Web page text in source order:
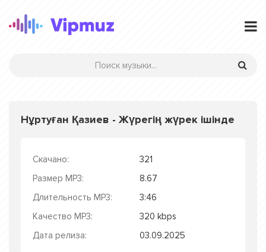
Нұртуған Қазиев - Жүрегің жүрек ішінде
Скачано:
321
Размер MP3:
8.67
Длительность MP3:
3:46
Качество MP3:
320 kbps
Дата релиза:
03.09.2025